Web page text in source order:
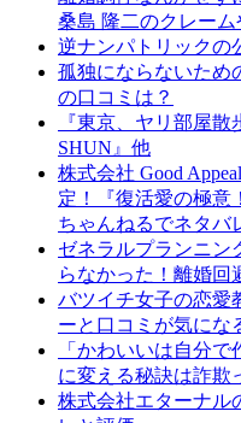
桑島 隆二のクレーム
逆ナンパトリック
孤独にならないた
の口コミは？
『東京、ヤリ部屋
SHUN』他
株式会社 Good
定！『復活愛の極
ちゃんねるでネタバ
ゼネラルプランニン
らなかった！離婚
バツイチ女子の恋愛
ーと口コミが気にな
「かわいいは自分
に変える秘訣は詐欺
株式会社エターナ